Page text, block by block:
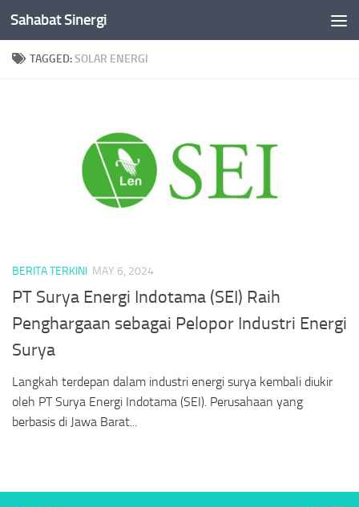
Skip to content
Sahabat Sinergi
TAGGED:SOLAR ENERGI
BERITA TERKINI MAY 6, 2024
PT Surya Energi Indotama (SEI) Raih
Penghargaan sebagai Pelopor Industri Energi
Surya
Langkah terdepan dalam industri energi surya kembali diukir
oleh PT Surya Energi Indotama (SEI). Perusahaan yang
berbasis di Jawa Barat...